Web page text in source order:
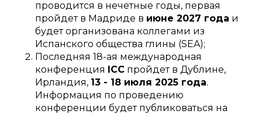
проводится в нечетные годы, первая
пройдет в Мадриде в июне 2027 года и
будет организована коллегами из
Испанского общества глины (SEA);
Последняя 18-ая международная
конференция ICC пройдет в Дублине,
Ирландия, 13 - 18 июля 2025 года.
Информация по проведению
конференции будет публиковаться на